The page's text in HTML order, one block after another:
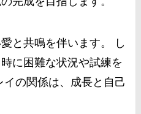
と共鳴を伴います。 し
に困難な状況や試練を
の関係は、成長と自己